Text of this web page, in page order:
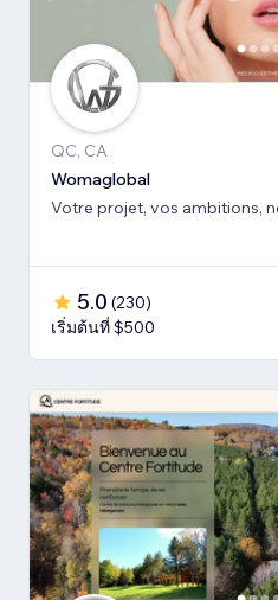
QC, CA
Womaglobal
Votre projet, vos ambitions,
5.0 (230)
เริ่มต้นที่ $500